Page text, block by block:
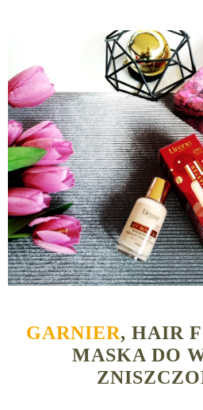
GARNIER, HAIR
MASKA DO